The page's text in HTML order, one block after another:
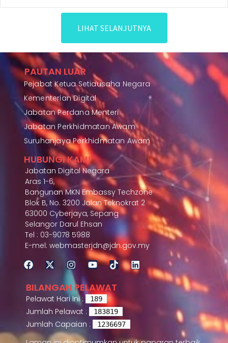
LIHAT SELANJUTNYA
PAUTAN LUAR
Pejabat Ketua Setiausaha Negara
Kementerian Digital
Jabatan Perdana Menteri
Jabatan Perkhidmatan Awam
Suruhanjaya Perkhidmatan Awam
HUBUNGI KAMI
Jabatan Digital Negara
Aras 1-6,
Bangunan MKN Embassy Techzone
Blok B, No. 3200 Jalan Teknokrat 2
63000 Cyberjaya, Sepang
Selangor Darul Ehsan
Tel : 03-9078 5988
E-mel: webmasterjdn@jdn.gov.my
BILANGAN PELAWAT
Pelawat Hari Ini : 189
Jumlah Pelawat : 183819
Jumlah Capaian : 1236697